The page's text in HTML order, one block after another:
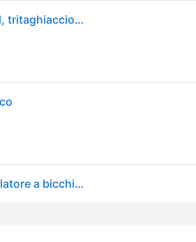
SharkNinja Ninja Blast, frullatore portatile, 0,532 l, tritaghiaccio, 14,4 W, bianco
Ninja BC151EUWH) Frullatore senza fili Blast, Frullatore a bicchiere, Bianco